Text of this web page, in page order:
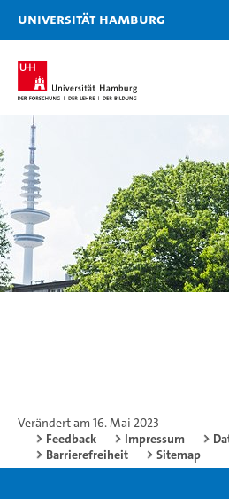
Universität Hamburg
Verändert am 16. Mai 2023
Feedback
Impressum
Barrierefreiheit
Sitemap